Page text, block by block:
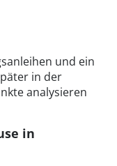
und ein
in der
analysieren
in